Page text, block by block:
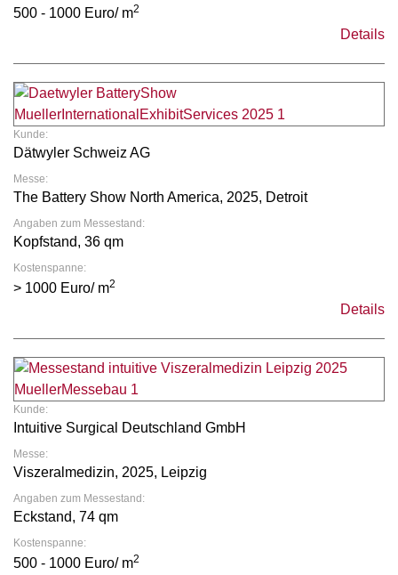
500 - 1000 Euro/ m2
Details
Kunde:
Dätwyler Schweiz AG
Messe:
The Battery Show North America, 2025, Detroit
Angaben zum Messestand:
Kopfstand, 36 qm
Kostenspanne:
> 1000 Euro/ m2
Details
Kunde:
Intuitive Surgical Deutschland GmbH
Messe:
Viszeralmedizin, 2025, Leipzig
Angaben zum Messestand:
Eckstand, 74 qm
Kostenspanne:
500 - 1000 Euro/ m2